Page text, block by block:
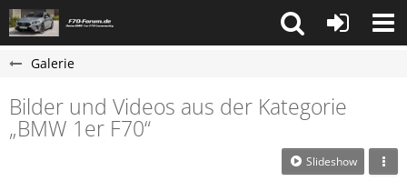
Galerie
Bilder und Videos aus der Kategorie
„BMW 1er F70“
Slideshow